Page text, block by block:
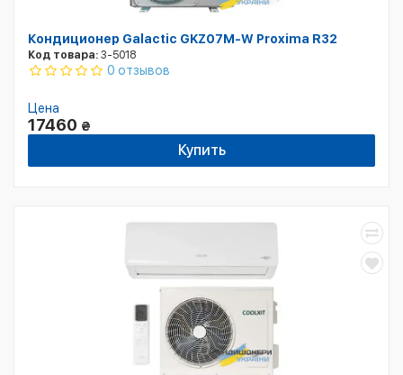
Кондиционер Galactic GKZ07M-W Proxima R32
Код товара: 3-5018
0 отзывов
Цена
17460 ₴
Купить